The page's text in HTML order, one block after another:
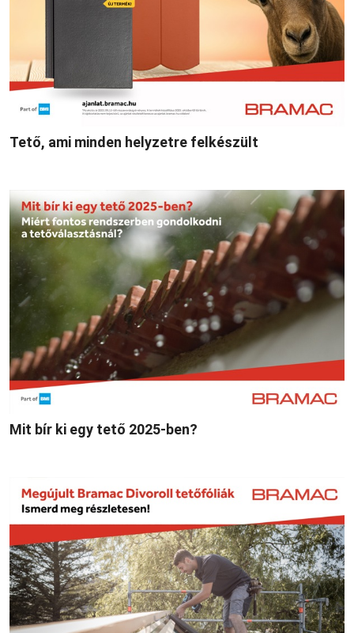
Tető, ami minden helyzetre felkészült
Mit bír ki egy tető 2025-ben?